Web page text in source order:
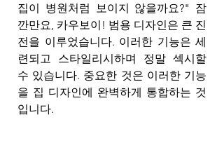
집이 병원처럼 보이지 않을까요?" 잠
깐만요, 카우보이! 범용 디자인은 큰 진
전을 이루었습니다. 이러한 기능은 세
련되고 스타일리시하며 정말 섹시할
수 있습니다. 중요한 것은 이러한 기능
을 집 디자인에 완벽하게 통합하는 것
입니다.